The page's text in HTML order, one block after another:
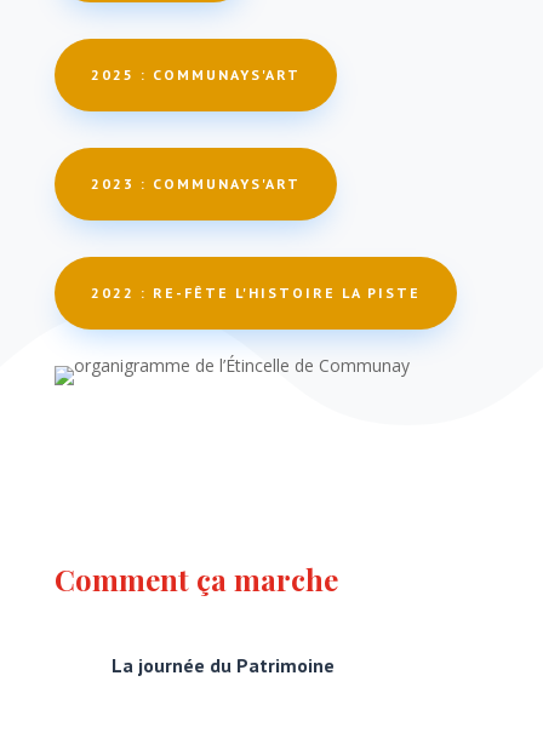
2025 : COMMUNAYS'ART
2023 : COMMUNAYS'ART
2022 : RE-FÊTE L'HISTOIRE LA PISTE
Comment ça marche
La journée du Patrimoine